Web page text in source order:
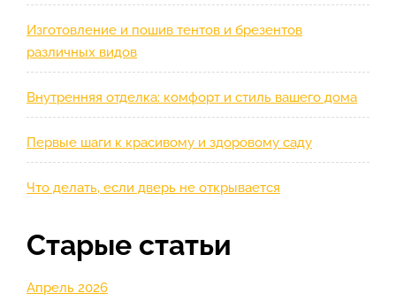
Изготовление и пошив тентов и брезентов
различных видов
Внутренняя отделка: комфорт и стиль вашего дома
Первые шаги к красивому и здоровому саду
Что делать, если дверь не открывается
Старые статьи
Апрель 2026